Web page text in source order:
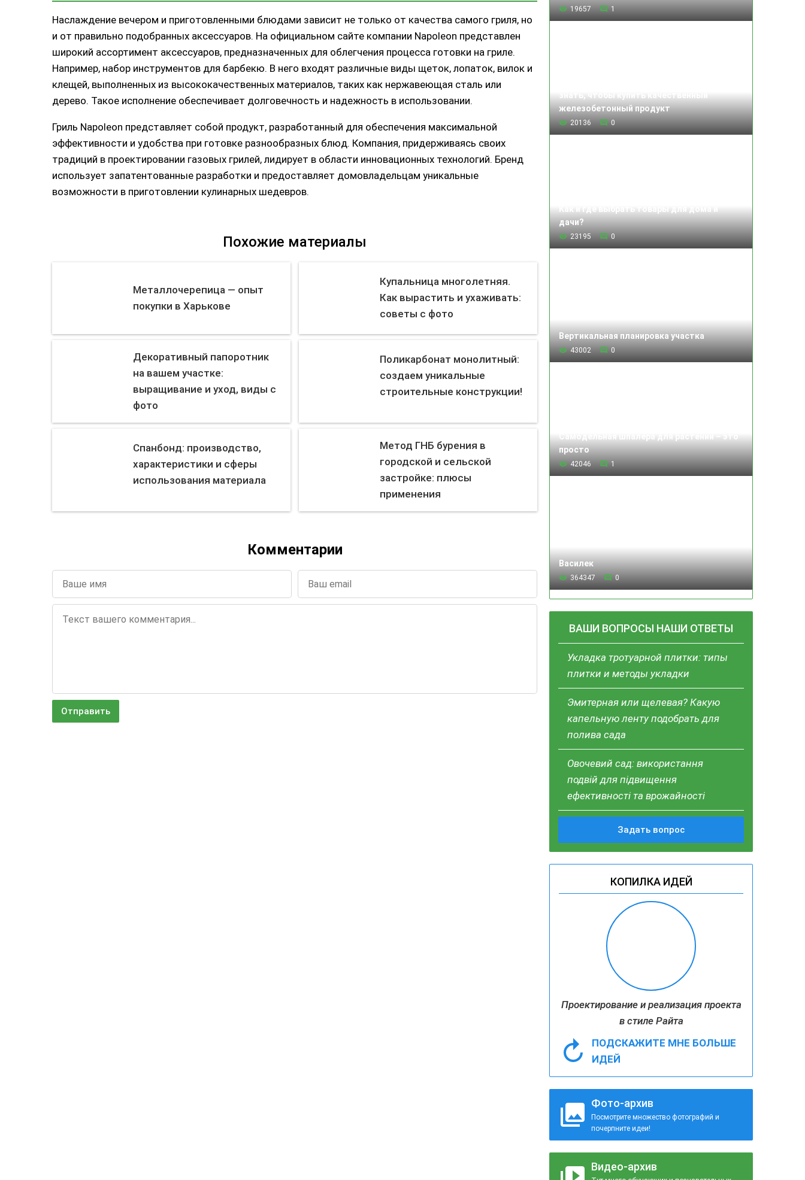
19657 1
железобетонный продукт
20136 0
дачи?
23195 0
Вертикальная планировка участка
43002 0
просто
42046 1
Василек
364347 0
ВАШИ ВОПРОСЫ НАШИ ОТВЕТЫ
Укладка тротуарной плитки: типы
плитки и методы укладки
Эмитерная или щелевая? Какую
капельную ленту подобрать для
полива сада
Овочевий сад: використання
подвій для підвищення
ефективності та врожайності
Задать вопрос
КОПИЛКА ИДЕЙ
Проектирование и реализация проекта
в стиле Райта
ПОДСКАЖИТЕ МНЕ БОЛЬШЕ
ИДЕЙ
Фото-архив
Посмотрите множество фотографий и
почерпните идеи!
Видео-архив
Наслаждение вечером и приготовленными блюдами зависит не только от качества самого гриля, но
и от правильно подобранных аксессуаров. На официальном сайте компании Napoleon представлен
широкий ассортимент аксессуаров, предназначенных для облегчения процесса готовки на гриле.
Например, набор инструментов для барбекю. В него входят различные виды щеток, лопаток, вилок и
клещей, выполненных из высококачественных материалов, таких как нержавеющая сталь или
дерево. Такое исполнение обеспечивает долговечность и надежность в использовании.
Гриль Napoleon представляет собой продукт, разработанный для обеспечения максимальной
эффективности и удобства при готовке разнообразных блюд. Компания, придерживаясь своих
традиций в проектировании газовых грилей, лидирует в области инновационных технологий. Бренд
использует запатентованные разработки и предоставляет домовладельцам уникальные
возможности в приготовлении кулинарных шедевров.
Похожие материалы
Металлочерепица — опыт
покупки в Харькове
Купальница многолетняя.
Как вырастить и ухаживать:
советы с фото
Декоративный папоротник
на вашем участке:
выращивание и уход, виды с
фото
Поликарбонат монолитный:
создаем уникальные
строительные конструкции!
Спанбонд: производство,
характеристики и сферы
использования материала
Метод ГНБ бурения в
городской и сельской
застройке: плюсы
применения
Комментарии